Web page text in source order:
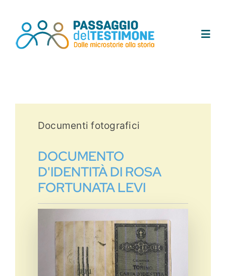
contenuto
Area didattica
Eventi e notizie
Documenti fotografici
DOCUMENTO
D'IDENTITÀ DI ROSA
FORTUNATA LEVI